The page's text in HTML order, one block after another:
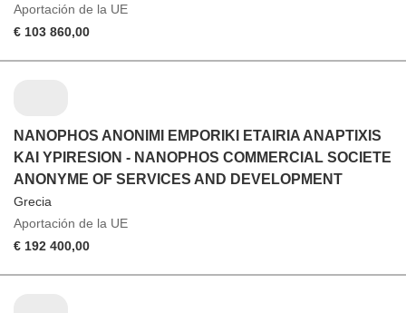
Aportación de la UE
€ 103 860,00
NANOPHOS ANONIMI EMPORIKI ETAIRIA ANAPTIXIS
KAI YPIRESION - NANOPHOS COMMERCIAL SOCIETE
ANONYME OF SERVICES AND DEVELOPMENT
Grecia
Aportación de la UE
€ 192 400,00